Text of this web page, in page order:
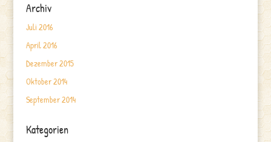
Archiv
Juli 2016
April 2016
Dezember 2015
Oktober 2014
September 2014
Kategorien